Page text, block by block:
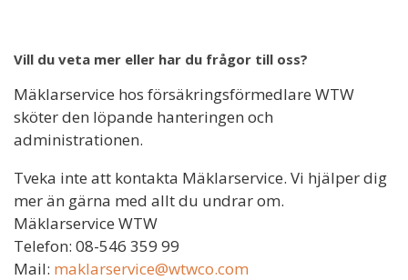
Vill du veta mer eller har du frågor till oss?
Mäklarservice hos försäkringsförmedlare WTW
sköter den löpande hanteringen och
administrationen.
Tveka inte att kontakta Mäklarservice. Vi hjälper dig
mer än gärna med allt du undrar om.
Mäklarservice WTW
Telefon: 08-546 359 99
Mail: maklarservice@wtwco.com